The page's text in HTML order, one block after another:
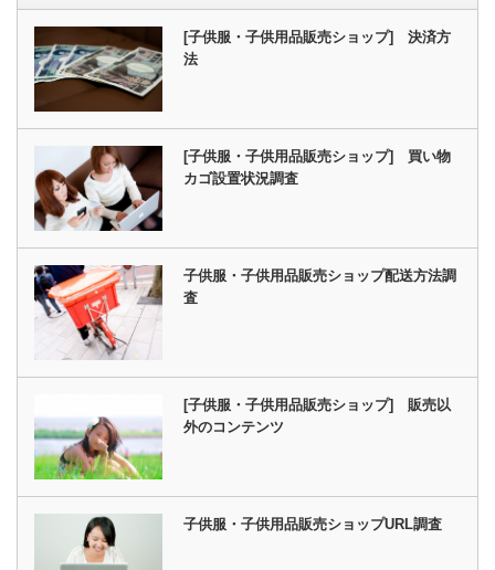
[子供服・子供用品販売ショップ] 決済方
法
[子供服・子供用品販売ショップ] 買い物
カゴ設置状況調査
子供服・子供用品販売ショップ配送方法調
査
[子供服・子供用品販売ショップ] 販売以
外のコンテンツ
子供服・子供用品販売ショップURL調査